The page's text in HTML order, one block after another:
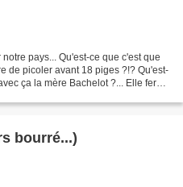
pays... Qu'est-ce que c'est que
de picoler avant 18 piges ?!? Qu'est-
ça la mère Bachelot ?... Elle ferait
bourré...)